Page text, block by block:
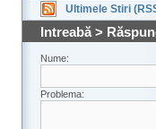
Ultimele Stiri
Intreabă >
Nume:
Problema: